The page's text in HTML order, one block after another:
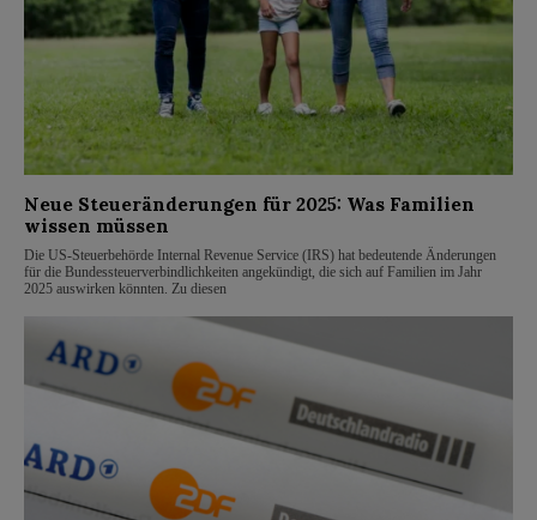
Neue Steueränderungen für 2025: Was Familien
wissen müssen
Die US-Steuerbehörde Internal Revenue Service (IRS) hat bedeutende Änderungen
für die Bundessteuerverbindlichkeiten angekündigt, die sich auf Familien im Jahr
2025 auswirken könnten. Zu diesen